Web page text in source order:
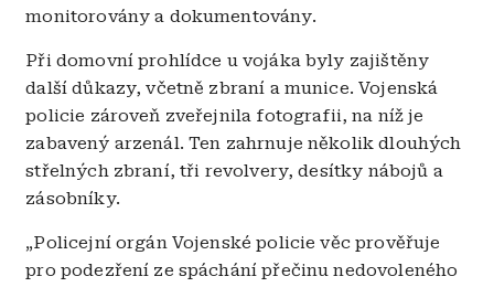
monitorovány a dokumentovány.
Při domovní prohlídce u vojáka byly zajištěny
další důkazy, včetně zbraní a munice. Vojenská
policie zároveň zveřejnila fotografii, na níž je
zabavený arzenál. Ten zahrnuje několik dlouhých
střelných zbraní, tři revolvery, desítky nábojů a
zásobníky.
„Policejní orgán Vojenské policie věc prověřuje
pro podezření ze spáchání přečinu nedovoleného